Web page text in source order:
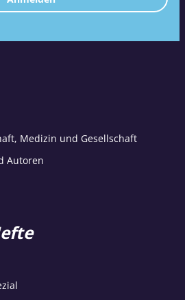
Medizin und Gesellschaft
Autoren